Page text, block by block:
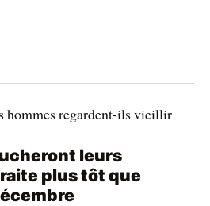
leurs
plus tôt que